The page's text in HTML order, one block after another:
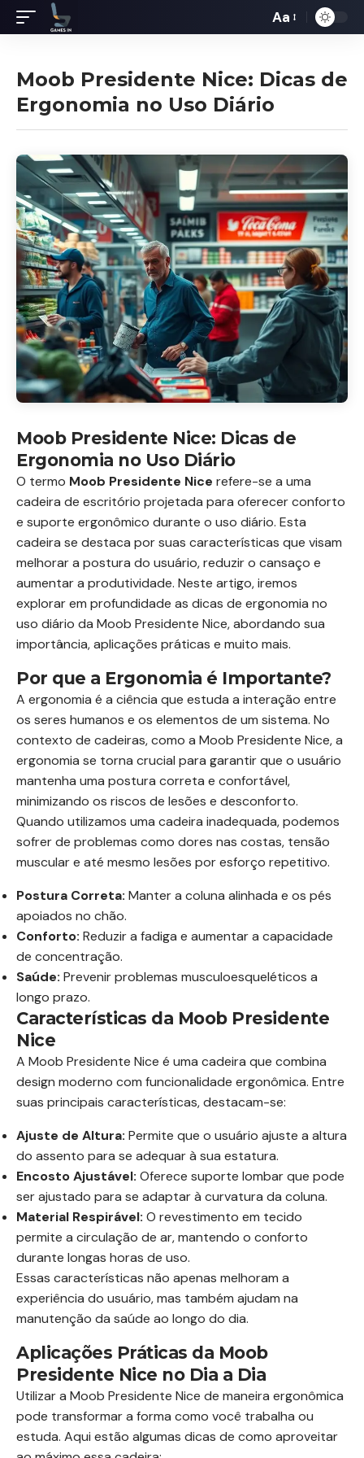
fontes
Aa
Moob Presidente Nice: Dicas de
Ergonomia no Uso Diário
Moob Presidente Nice: Dicas de
Ergonomia no Uso Diário
O termo Moob Presidente Nice refere-se a uma
cadeira de escritório projetada para oferecer conforto
e suporte ergonômico durante o uso diário. Esta
cadeira se destaca por suas características que visam
melhorar a postura do usuário, reduzir o cansaço e
aumentar a produtividade. Neste artigo, iremos
explorar em profundidade as dicas de ergonomia no
uso diário da Moob Presidente Nice, abordando sua
importância, aplicações práticas e muito mais.
Por que a Ergonomia é Importante?
A ergonomia é a ciência que estuda a interação entre
os seres humanos e os elementos de um sistema. No
contexto de cadeiras, como a Moob Presidente Nice, a
ergonomia se torna crucial para garantir que o usuário
mantenha uma postura correta e confortável,
minimizando os riscos de lesões e desconforto.
Quando utilizamos uma cadeira inadequada, podemos
sofrer de problemas como dores nas costas, tensão
muscular e até mesmo lesões por esforço repetitivo.
Postura Correta: Manter a coluna alinhada e os pés
apoiados no chão.
Conforto: Reduzir a fadiga e aumentar a capacidade
de concentração.
Saúde: Prevenir problemas musculoesqueléticos a
longo prazo.
Características da Moob Presidente
Nice
A Moob Presidente Nice é uma cadeira que combina
design moderno com funcionalidade ergonômica. Entre
suas principais características, destacam-se:
Ajuste de Altura: Permite que o usuário ajuste a altura
do assento para se adequar à sua estatura.
Encosto Ajustável: Oferece suporte lombar que pode
ser ajustado para se adaptar à curvatura da coluna.
Material Respirável: O revestimento em tecido
permite a circulação de ar, mantendo o conforto
durante longas horas de uso.
Essas características não apenas melhoram a
experiência do usuário, mas também ajudam na
manutenção da saúde ao longo do dia.
Aplicações Práticas da Moob
Presidente Nice no Dia a Dia
Utilizar a Moob Presidente Nice de maneira ergonômica
pode transformar a forma como você trabalha ou
estuda. Aqui estão algumas dicas de como aproveitar